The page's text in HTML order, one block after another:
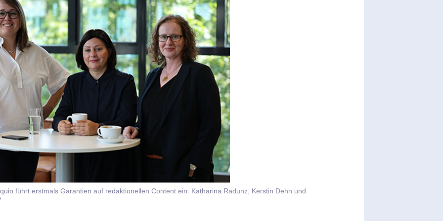
führt erstmals Garantien auf redaktionellen Content ein: Katharina Radunz, Kerstin Dehn und